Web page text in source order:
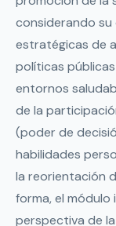
considerando su
estratégicas de
políticas
entornos
de la
(poder de
habilidades
la reorientación
forma, el módulo
perspectiva de